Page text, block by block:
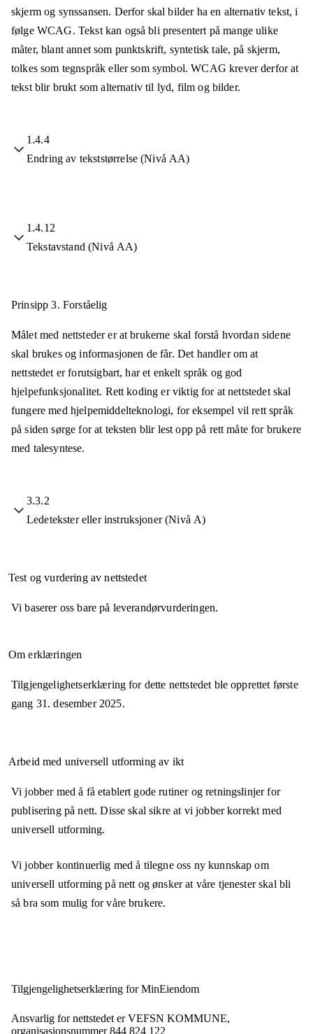
skjerm og synssansen. Derfor skal bilder ha en alternativ tekst, i
følge WCAG. Tekst kan også bli presentert på mange ulike
måter, blant annet som punktskrift, syntetisk tale, på skjerm,
tolkes som tegnspråk eller som symbol. WCAG krever derfor at
tekst blir brukt som alternativ til lyd, film og bilder.
1.4.4
Endring av tekststørrelse (Nivå AA)
1.4.12
Tekstavstand (Nivå AA)
Prinsipp 3. Forståelig
Målet med nettsteder er at brukerne skal forstå hvordan sidene
skal brukes og informasjonen de får. Det handler om at
nettstedet er forutsigbart, har et enkelt språk og god
hjelpefunksjonalitet. Rett koding er viktig for at nettstedet skal
fungere med hjelpemiddelteknologi, for eksempel vil rett språk
på siden sørge for at teksten blir lest opp på rett måte for brukere
med talesyntese.
3.3.2
Ledetekster eller instruksjoner (Nivå A)
Test og vurdering av nettstedet
Vi baserer oss bare på leverandørvurderingen.
Om erklæringen
Tilgjengelighetserklæring for dette nettstedet ble opprettet første
gang 31. desember 2025.
Arbeid med universell utforming av ikt
Vi jobber med å få etablert gode rutiner og retningslinjer for
publisering på nett. Disse skal sikre at vi jobber korrekt med
universell utforming.
Vi jobber kontinuerlig med å tilegne oss ny kunnskap om
universell utforming på nett og ønsker at våre tjenester skal bli
så bra som mulig for våre brukere.
Tilgjengelighets­erklæring forMinEiendom
Ansvarlig for nettstedet erVEFSN KOMMUNE,
organisasjonsnummer 844 824 122